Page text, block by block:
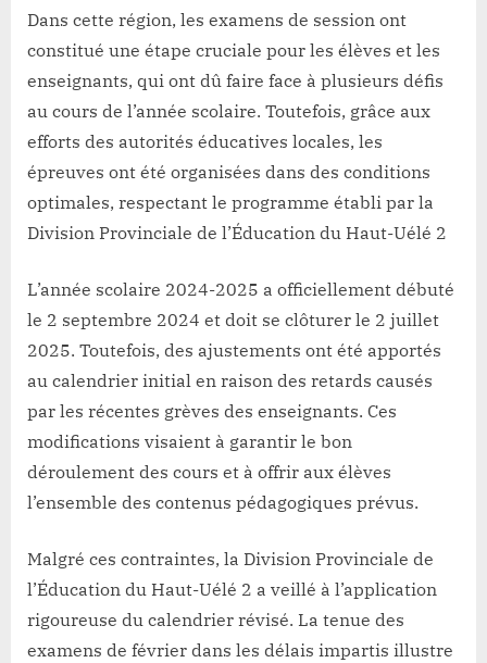
Dans cette région, les examens de session ont
constitué une étape cruciale pour les élèves et les
enseignants, qui ont dû faire face à plusieurs défis
au cours de l’année scolaire. Toutefois, grâce aux
efforts des autorités éducatives locales, les
épreuves ont été organisées dans des conditions
optimales, respectant le programme établi par la
Division Provinciale de l’Éducation du Haut-Uélé 2
L’année scolaire 2024-2025 a officiellement débuté
le 2 septembre 2024 et doit se clôturer le 2 juillet
2025. Toutefois, des ajustements ont été apportés
au calendrier initial en raison des retards causés
par les récentes grèves des enseignants. Ces
modifications visaient à garantir le bon
déroulement des cours et à offrir aux élèves
l’ensemble des contenus pédagogiques prévus.
Malgré ces contraintes, la Division Provinciale de
l’Éducation du Haut-Uélé 2 a veillé à l’application
rigoureuse du calendrier révisé. La tenue des
examens de février dans les délais impartis illustre